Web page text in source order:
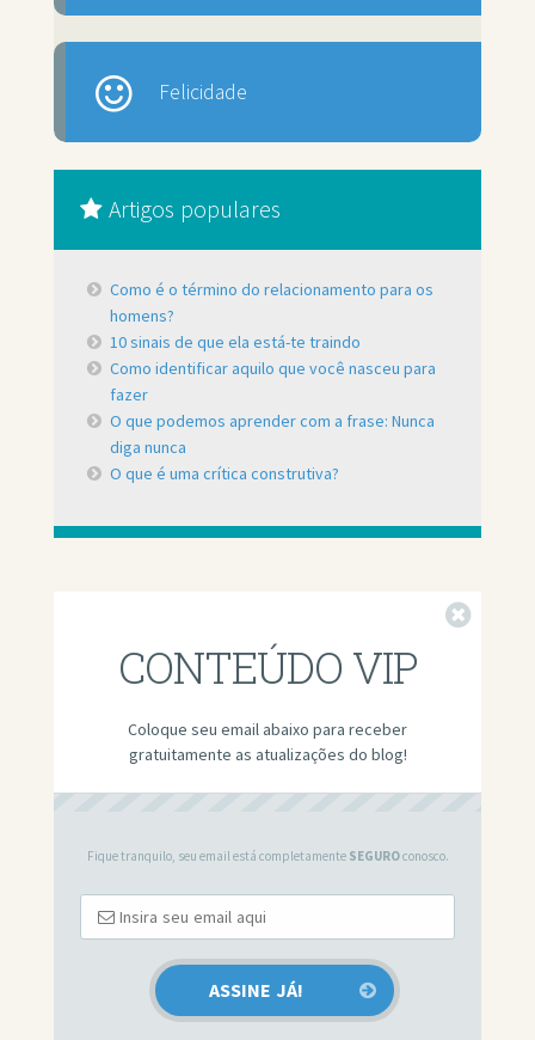
Felicidade
Artigos populares
Como é o término do relacionamento para os
homens?
10 sinais de que ela está-te traindo
Como identificar aquilo que você nasceu para
fazer
O que podemos aprender com a frase: Nunca
diga nunca
O que é uma crítica construtiva?
CONTEÚDO VIP
Coloque seu email abaixo para receber
gratuitamente as atualizações do blog!
Fique tranquilo, seu email está completamente SEGUROconosco.